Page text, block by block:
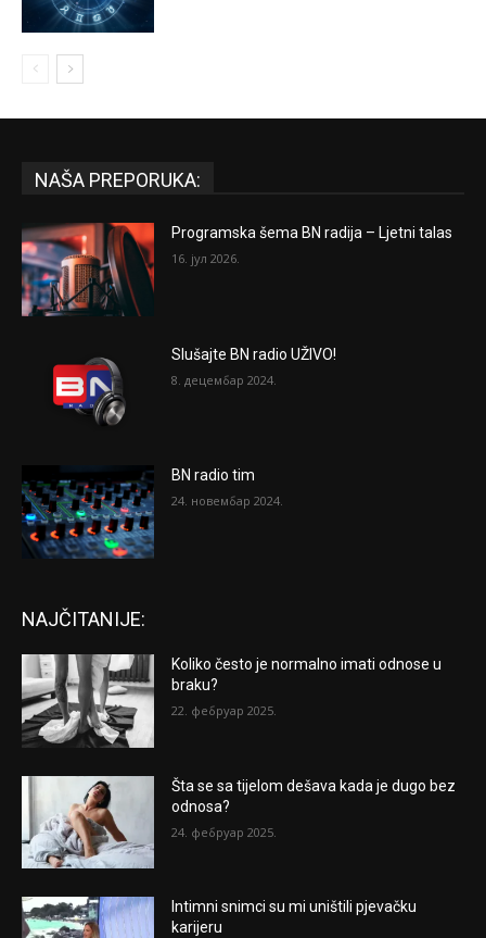
NAŠA PREPORUKA:
Programska šema BN radija – Ljetni talas
16. јул 2026.
Slušajte BN radio UŽIVO!
8. децембар 2024.
BN radio tim
24. новембар 2024.
NAJČITANIJE:
Koliko često je normalno imati odnose u
braku?
22. фебруар 2025.
Šta se sa tijelom dešava kada je dugo bez
odnosa?
24. фебруар 2025.
Intimni snimci su mi uništili pjevačku
karijeru